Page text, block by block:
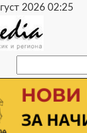
2026 02:25